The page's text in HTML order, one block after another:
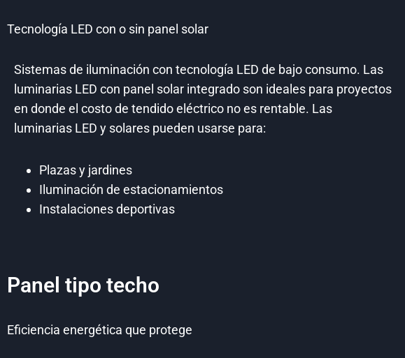
Tecnología LED con o sin panel solar
Sistemas de iluminación con tecnología LED de bajo consumo. Las
luminarias LED con panel solar integrado son ideales para proyectos
en donde el costo de tendido eléctrico no es rentable. Las
luminarias LED y solares pueden usarse para:
Plazas y jardines
Iluminación de estacionamientos
Instalaciones deportivas
Panel tipo techo
Eficiencia energética que protege